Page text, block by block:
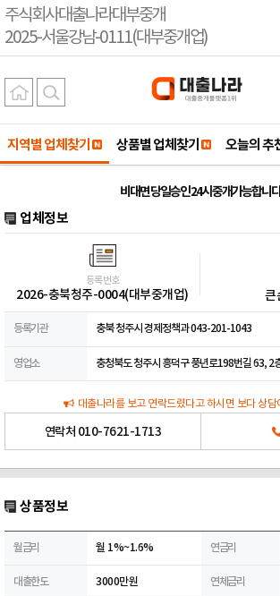
주식회사대출나라대부중개
2025-서울강남-0111(대부중개업)
지역별 업체찾기 상품별 업체찾기 오늘의 추
비대면 당일승인 24시 중개가능합니다
업체정보
등록번호
2026-충북청주-0004(대부중개업) 큰
등록기관 충북 청주시 경제정책과 043-201-1043
영업소 충청북도 청주시 흥덕구 풍년로198번길 63, 2
대출나라를 보고 연락드렸다고 하시면 보다 상담
연락처 010-7621-1713
상품정보
월금리 월 1%~1.6% 연금리
대출한도 3000만원 연체금리